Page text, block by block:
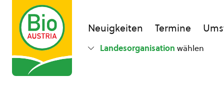
Neuigkeiten Termine
Landesorganisation wählen